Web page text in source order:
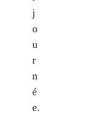
j
o
u
r
n
é
e.